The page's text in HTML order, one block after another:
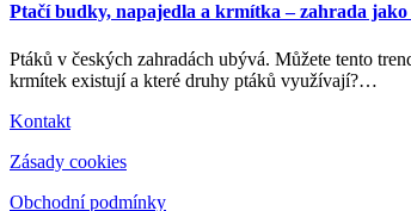
Ptačí budky, napajedla a krmítka – zahrada jako
Ptáků v českých zahradách ubývá. Můžete tento
krmítek existují a které druhy ptáků využívají?…
Kontakt
Zásady cookies
Obchodní podmínky